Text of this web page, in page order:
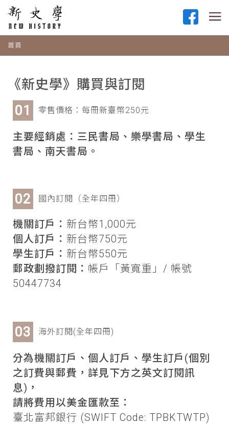
首頁
《新史學》購買與訂閱
零售價格：每冊新臺幣250元
主要經銷處：三民書局、樂學書局、學生
書局、南天書局。
國內訂閱（全年四冊）
機關訂戶： 新台幣1,000元
個人訂戶： 新台幣750元
學生訂戶： 新台幣550元
郵政劃撥訂閱： 帳戶「黃寬重」/ 帳號
50447734
海外訂閱(全年四冊)
分為機關訂戶、個人訂戶、學生訂戶(個別
之訂費與郵費，詳見下方之英文訂閱訊
息)，
請將費用以美金匯款至：
臺北富邦銀行 (SWIFT Code: TPBKTWTP)